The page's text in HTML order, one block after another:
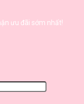
ưu đãi sớm nhất!